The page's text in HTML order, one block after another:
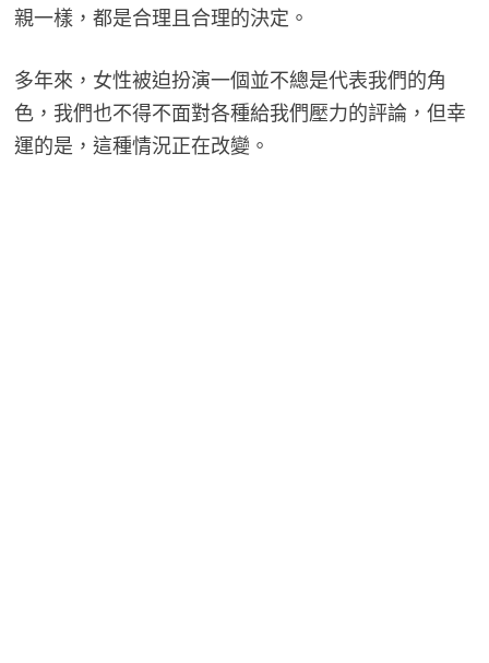
親一樣，都是合理且合理的決定。
多年來，女性被迫扮演一個並不總是代表我們的角
色，我們也不得不面對各種給我們壓力的評論，但幸
運的是，這種情況正在改變。